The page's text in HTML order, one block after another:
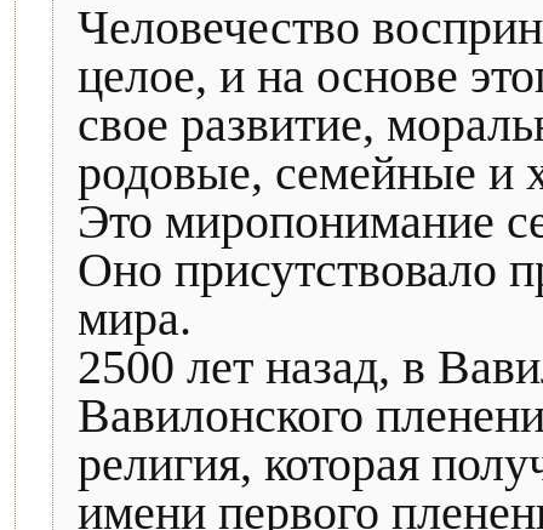
Человечество
целое, и на основе
свое развитие,
родовые, семейные и
Это миропонимание
Оно присутствовало
мира.
2500 лет назад, в
Вавилонского
религия, которая
имени первого